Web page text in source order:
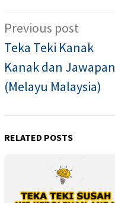
Post
navigation
Previous post
Teka Teki Kanak
Kanak dan Jawapan
(Melayu Malaysia)
RELATED POSTS